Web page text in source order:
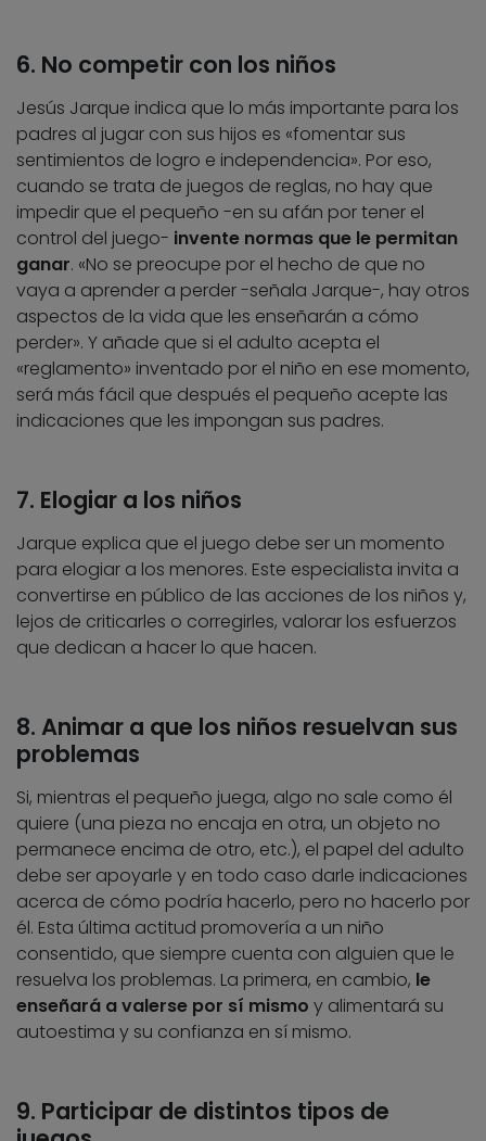
6. No competir con los niños
Jesús Jarque indica que lo más importante para los
padres al jugar con sus hijos es «fomentar sus
sentimientos de logro e independencia». Por eso,
cuando se trata de juegos de reglas, no hay que
impedir que el pequeño -en su afán por tener el
control del juego- invente normas que le permitan
ganar. «No se preocupe por el hecho de que no
vaya a aprender a perder -señala Jarque-, hay otros
aspectos de la vida que les enseñarán a cómo
perder». Y añade que si el adulto acepta el
«reglamento» inventado por el niño en ese momento,
será más fácil que después el pequeño acepte las
indicaciones que les impongan sus padres.
7. Elogiar a los niños
Jarque explica que el juego debe ser un momento
para elogiar a los menores. Este especialista invita a
convertirse en público de las acciones de los niños y,
lejos de criticarles o corregirles, valorar los esfuerzos
que dedican a hacer lo que hacen.
8. Animar a que los niños resuelvan sus
problemas
Si, mientras el pequeño juega, algo no sale como él
quiere (una pieza no encaja en otra, un objeto no
permanece encima de otro, etc.), el papel del adulto
debe ser apoyarle y en todo caso darle indicaciones
acerca de cómo podría hacerlo, pero no hacerlo por
él. Esta última actitud promovería a un niño
consentido, que siempre cuenta con alguien que le
resuelva los problemas. La primera, en cambio, le
enseñará a valerse por sí mismo y alimentará su
autoestima y su confianza en sí mismo.
9. Participar de distintos tipos de